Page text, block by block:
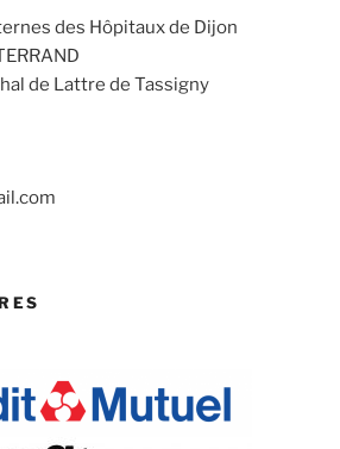
des Hôpitaux de Dijon
de Lattre de Tassigny